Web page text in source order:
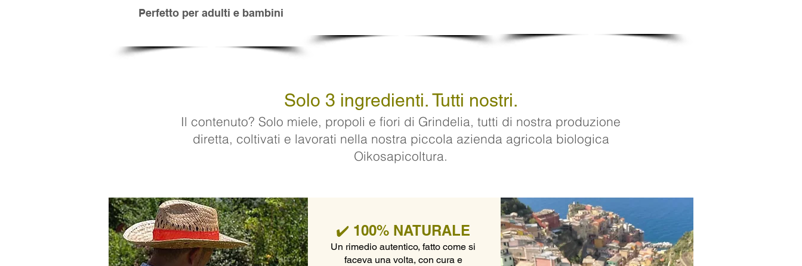
Perfetto per adulti e bambini
Solo 3 ingredienti. Tutti nostri.
Il contenuto? Solo miele, propoli e fiori di Grindelia, tutti di nostra produzione
diretta, coltivati e lavorati nella nostra piccola azienda agricola biologica
Oikosapicoltura.
✔️ 100% NATURALE
Un rimedio autentico, fatto come si
faceva una volta, con cura e